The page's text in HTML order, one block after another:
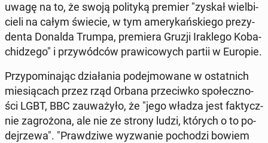
uwagę na to, że swoją po­li­ty­ką premier "zyskał wiel­bi­
cie­li na całym świecie, w tym ame­ry­kań­skie­go pre­zy­
den­ta Donalda Trumpa, pre­mie­ra Gruzji Ira­kle­go Ko­ba­
chi­dze­go" i przy­wód­ców pra­wi­co­wych partii w Europie.
Przy­po­mi­na­jąc dzia­ła­nia po­dej­mo­wa­ne w ostat­nich
mie­sią­cach przez rząd Orbana prze­ciw­ko spo­łecz­no­
ści LGBT, BBC za­uwa­ży­ło, że "jego władza jest fak­tycz­
nie za­gro­żo­na, ale nie ze strony ludzi, których o to po­
dej­rze­wa". "Praw­dzi­we wy­zwa­nie po­cho­dzi bowiem